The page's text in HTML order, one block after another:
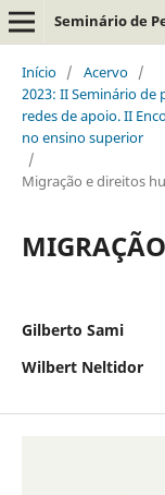
Seminário de
Início / Acervo /
2023: II Seminário de
redes de apoio. II
no ensino superior
/
Migração e direitos
Gilberto Sami
Wilbert Neltidor